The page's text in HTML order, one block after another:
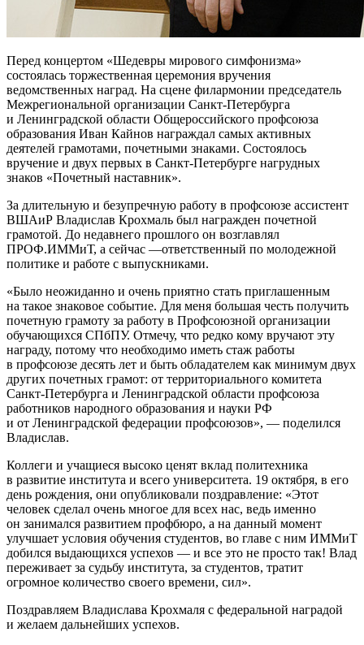
Перед концертом «Шедевры мирового симфонизма»
состоялась торжественная церемония вручения
ведомственных наград. На сцене филармонии председатель
Межрегиональной организации Санкт-Петербурга
и Ленинградской области Общероссийского профсоюза
образования Иван Кайнов награждал самых активных
деятелей грамотами, почетными знаками. Состоялось
вручение и двух первых в Санкт-Петербурге нагрудных
знаков «Почетный наставник».
За длительную и безупречную работу в профсоюзе ассистент
ВШАиР Владислав Крохмаль был награжден почетной
грамотой. До недавнего прошлого он возглавлял
ПРОФ.ИММиТ, а сейчас —ответственный по молодежной
политике и работе с выпускниками.
Было неожиданно и очень приятно стать приглашенным
на такое знаковое событие. Для меня большая честь получить
почетную грамоту за работу в Профсоюзной организации
обучающихся СПбПУ. Отмечу, что редко кому вручают эту
награду, потому что необходимо иметь стаж работы
в профсоюзе десять лет и быть обладателем как минимум двух
других почетных грамот: от территориального комитета
Санкт-Петербурга и Ленинградской области профсоюза
работников народного образования и науки РФ
и от Ленинградской федерации профсоюзов , — поделился
Владислав.
Коллеги и учащиеся высоко ценят вклад политехника
в развитие института и всего университета. 19 октября, в его
день рождения, они опубликовали поздравление:
Этот
человек сделал очень многое для всех нас, ведь именно
он занимался развитием профбюро, а на данный момент
улучшает условия обучения студентов, во главе с ним ИММиТ
добился выдающихся успехов — и все это не просто так! Влад
переживает за судьбу института, за студентов, тратит
огромное количество своего времени, сил .
Поздравляем Владислава Крохмаля с федеральной наградой
и желаем дальнейших успехов.